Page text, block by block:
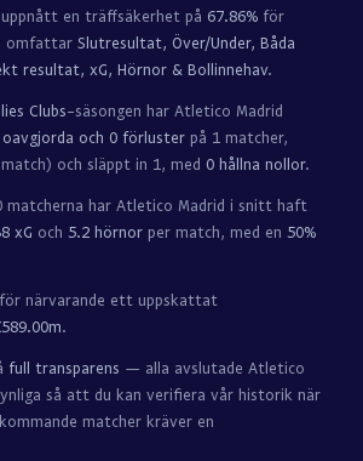
en träffsäkerhet på 67.86% för
omfattar Slutresultat, Över/Under, Båda
resultat, xG, Hörnor & Bollinnehav.
Clubs-säsongen har Atletico Madrid
och 0 förluster på 1 matcher,
och släppt in 1, med 0 hållna nollor.
matcherna har Atletico Madrid i snitt haft
xG och 5.2 hörnor per match, med en 50%
närvarande ett uppskattat
.
full transparens — alla avslutade Atletico
så att du kan verifiera vår historik när
matcher kräver en